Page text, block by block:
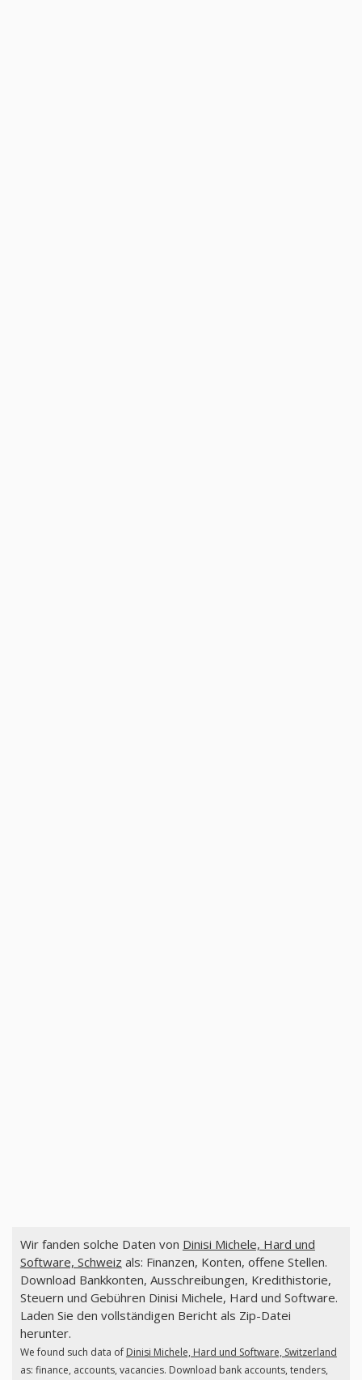
Wir fanden solche Daten von Dinisi Michele, Hard und
Software, Schweiz als: Finanzen, Konten, offene Stellen.
Download Bankkonten, Ausschreibungen, Kredithistorie,
Steuern und Gebühren Dinisi Michele, Hard und Software.
Laden Sie den vollständigen Bericht als Zip-Datei
herunter.
We found such data of Dinisi Michele, Hard und Software, Switzerland
as: finance, accounts, vacancies. Download bank accounts, tenders,